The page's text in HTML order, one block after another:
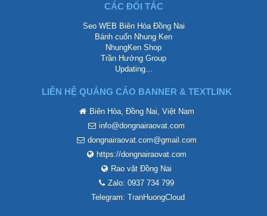
CÁC ĐỐI TÁC
Seo WEB Biên Hòa Đồng Nai
Bánh cuốn Nhung Ken
NhungKen Shop
Trần Hướng Group
Updating...
LIÊN HỆ QUẢNG CÁO BANNER & TEXTLINK
Biên Hòa, Đồng Nai, Việt Nam
info@dongnairaovat.com
dongnairaovat.com@gmail.com
https://dongnairaovat.com
Rao vặt Đồng Nai
Zalo: 0937 734 799
Telegram: TranHuongCloud